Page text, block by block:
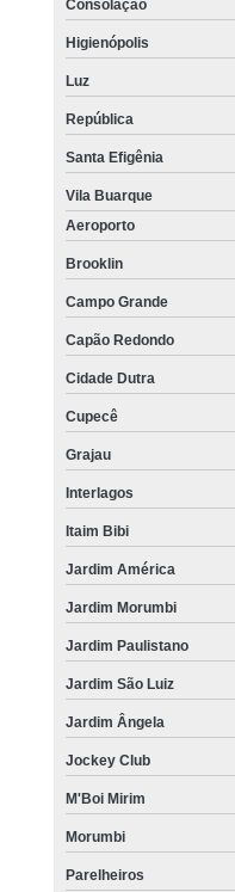
Consolação
Higienópolis
Luz
República
Santa Efigênia
Vila Buarque
Aeroporto
Brooklin
Campo Grande
Capão Redondo
Cidade Dutra
Cupecê
Grajau
Interlagos
Itaim Bibi
Jardim América
Jardim Morumbi
Jardim Paulistano
Jardim São Luiz
Jardim Ângela
Jockey Club
M'Boi Mirim
Morumbi
Parelheiros